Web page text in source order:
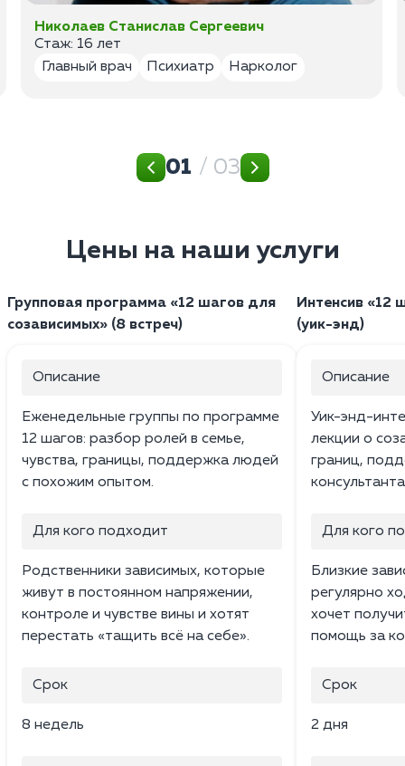
Николаев Станислав Сергеевич
Стаж: 16 лет
Главный врач
Психиатр Нарколог
01 / 03
Цены на наши услуги
Групповая программа «12 шагов для
созависимых» (8 встреч)
Описание
Еженедельные группы по программе
12 шагов: разбор ролей в семье,
чувства, границы, поддержка людей
с похожим опытом.
Для кого подходит
Родственники зависимых, которые
живут в постоянном напряжении,
контроле и чувстве вины и хотят
перестать «тащить всё на себе».
Срок
8 недель
Интенсив «12
(уик-энд)
Описание
Уик-энд-
лекции о
границ,
Для кого
Близкие
регулярно
хочет
помощь за
Срок
2 дня